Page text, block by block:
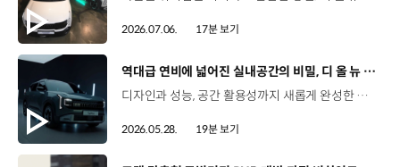
2026.07.06. 17분 보기
[동영상]
역대급 연비에 넓어진 실내공간의 비밀, 디 올 뉴 셀토스 개발기
디자인과 성능, 공간 활용성까지 새롭게 완성한 디 올 뉴 셀토스.연구원이 직접 밝히는 풀체인지 개발 비하인드를 만나보세요. 01:35 연구원도 “이건 좀 갖고 싶은데?”라고 생각한 역대급 풀체인지02:22 디 올 뉴 셀토스, 좋은데 비싸다? 개발 연구진의 솔직한 마음03:27 Trial – 기존 셀토스의 최대 약점, NVH 성능 개선 목표03:58 Trial – 패밀리카를 염두에 둔 2열 공간 확보 목표04:48 Trial – 소형 SUV는 꼭 귀여워야 할까? 외장 디자인 목표05:51 Modify – 디 올 뉴 셀토스의 강인한 외관 디자인 탄생 배경07:07 Modify – 비행기 날개 같은 사이드미러 디자인, 고주파 휘슬 소음 잡아내다09:20 Modify – 2열 리클라이닝 시트, 24도의 비밀10:07 Modify – 짜릿한 음악 비트를 진동으로 전달하는, 바이브로 사운드 시트13:15 Improve – 차급을 넘어선 정숙성, 고급 세단 수준의 NVH 달성14:11 Improve – 더 넓고 더 여유롭게, 동급 최강의 2열과 적재공간15:47 Improve – 선택하는 재미까지 더했다, 확 달라진 컬러 라인업16:36 Improve – 연비, 활용성 모두 잡은 하이브리드 기술 소개 (HPC / V2L / 스테이 모드) #기아 #TMI토크 #디올뉴셀토스 #디올뉴셀토스하이브리드 #디올뉴셀토스디자인 #디올뉴셀토스시트 #디올뉴셀토스실내공간 #디올뉴셀토스가격 #디올뉴셀토스옵션 #디올뉴셀토스XLine 유튜브 바로 가가
2026.05.28. 19분 보기